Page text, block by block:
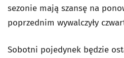
sezonie mają szansę na
poprzednim wywalczyły
Sobotni pojedynek będzie